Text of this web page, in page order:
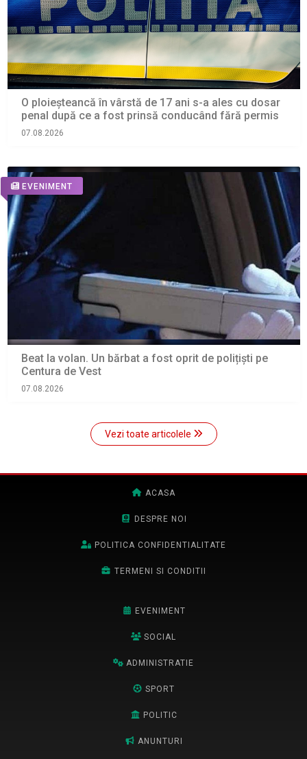
O ploieșteancă în vârstă de 17 ani s-a ales cu dosar
penal după ce a fost prinsă conducând fără permis
07.08.2026
EVENIMENT
Beat la volan. Un bărbat a fost oprit de polițiști pe
Centura de Vest
07.08.2026
Vezi toate articolele
ACASA
DESPRE NOI
POLITICA CONFIDENTIALITATE
TERMENI SI CONDITII
EVENIMENT
SOCIAL
ADMINISTRATIE
SPORT
POLITIC
ANUNTURI